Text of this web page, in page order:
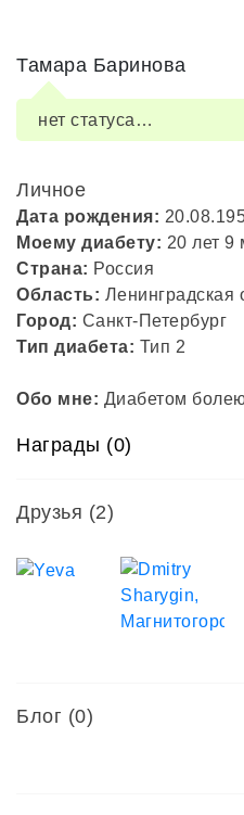
Тамара Баринова
нет статуса…
Личное
Дата рождения:
Моему диабету: 20 лет 9
Страна: Россия
Область: Ленинградская
Город: Санкт-Петербург
Тип диабета: Тип 2
Обо мне: Диабетом
Награды (0)
Друзья (2)
Блог (0)